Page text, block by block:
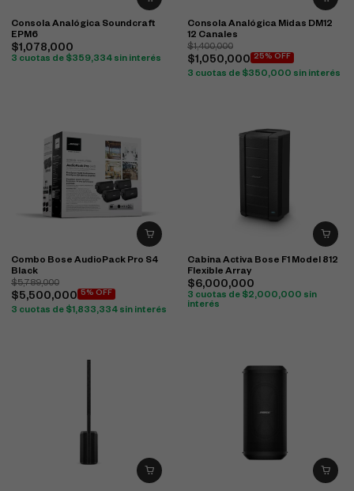
Consola Analógica Soundcraft
EPM6
$1,078,000
3 cuotas de $359,334 sin interés
Consola Analógica Midas DM12
12 Canales
$1,400,000
$1,050,000 25% OFF
3 cuotas de $350,000 sin interés
Combo Bose AudioPack Pro S4
Black
$5,789,000
$5,500,000 5% OFF
3 cuotas de $1,833,334 sin interés
Cabina Activa Bose F1 Model 812
Flexible Array
$6,000,000
3 cuotas de $2,000,000 sin
interés